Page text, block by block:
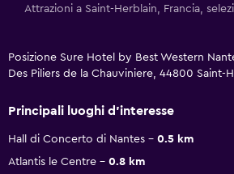
Attrazioni a Saint-Herblain, Francia,
Posizione Sure Hotel by Best Western
Des Piliers de la Chauviniere, 44800 Saint-
Principali luoghi d'interesse
Hall di Concerto di Nantes
0.5 km
Atlantis le Centre
0.8 km